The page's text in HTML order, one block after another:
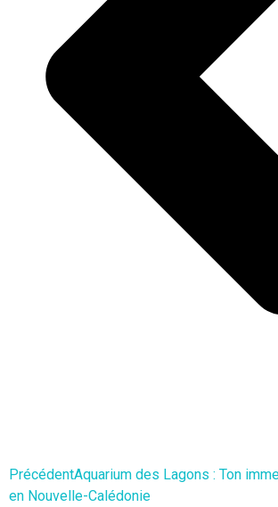
PrécédentAquarium des Lagons : Ton
en Nouvelle-Calédonie